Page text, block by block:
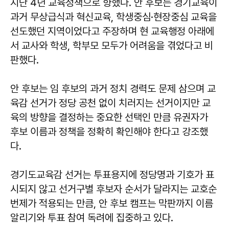
지난 4년 교육정책으로 향했다. 안 후보는 경기교육이
과거 무상급식과 혁신교육, 학생중심·현장중심 교육을
선도했던 지역이었다고 주장하며 현 교육행정 아래에
서 교사와 학생, 학부모 모두가 어려움을 겪었다고 비
판했다.
안 후보는 임 후보의 과거 정치 경력도 문제 삼으며 교
육감 선거가 정당 공천 없이 치러지는 선거이지만 교
육의 방향을 결정하는 중요한 선택인 만큼 유권자가
후보 이름과 정책을 정확히 확인해야 한다고 강조했
다.
경기도교육감 선거는 투표용지에 정당명과 기호가 표
시되지 않고 선거구별 후보자 순서가 달라지는 교호순
번제가 적용되는 만큼, 안 후보 캠프는 막판까지 이름
알리기와 투표 참여 독려에 집중하고 있다.